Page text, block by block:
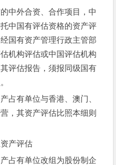
外合资、合作项目，中
中国有评估资格的资产评
国有资产管理行政主管部
机构评估或中国评估机构
评估报告，须报同级国有
有单位与香港、澳门、
，其资产评估比照本细则
产评估
有单位改组为股份制企